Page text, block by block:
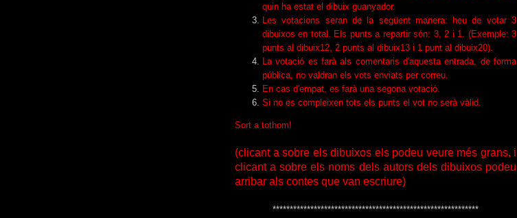
quin ha estat el dibuix guanyador.
Les votacions seran de la següent manera: heu de votar 3
dibuixos en total. Els punts a repartir són: 3, 2 i 1. (Exemple: 3
punts al dibuix12, 2 punts al dibuix13 i 1 punt al dibuix20).
La votació es farà als comentaris d'aquesta entrada, de forma
pública, no valdran els vots enviats per correu.
En cas d'empat, es farà una segona votació.
Si no es compleixen tots els punts el vot no serà vàlid.
Sort a tothom!
(clicant a sobre els dibuixos els podeu veure més grans, i
clicant a sobre els noms dels autors dels dibuixos podeu
arribar als contes que van escriure)
************************************************************